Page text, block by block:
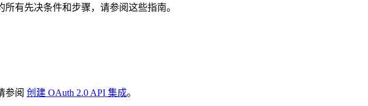
所有先决条件和步骤，请参阅这些指南。
参阅 创建 OAuth 2.0 API 集成。